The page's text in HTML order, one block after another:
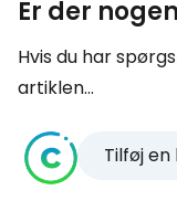
Er der
Hvis du har
artiklen...
Tilføj